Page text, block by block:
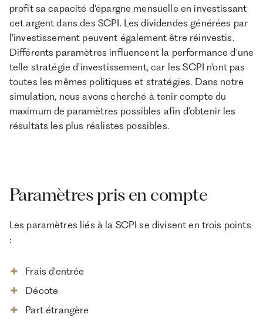
profit sa capacité d'épargne mensuelle en investissant
cet argent dans des SCPI. Les dividendes générées par
l'investissement peuvent également être réinvestis.
Différents paramètres influencent la performance d'une
telle stratégie d'investissement, car les SCPI n'ont pas
toutes les mêmes politiques et stratégies. Dans notre
simulation, nous avons cherché à tenir compte du
maximum de paramètres possibles afin d’obtenir les
résultats les plus réalistes possibles.
Paramètres pris en compte
Les paramètres liés à la SCPI se divisent en trois points
:
Frais d'entrée
Décote
Part étrangère